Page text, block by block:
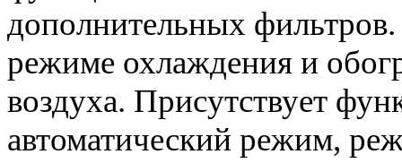
дополнительных
режиме охлаждения и
воздуха. Присутствует
автоматический режим,